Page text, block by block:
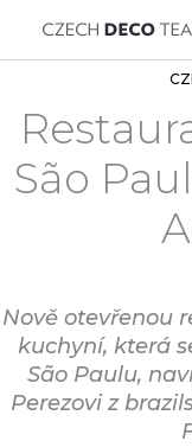
São
Nově otevřenou
kuchyní, která
São Paulu,
Perezovi z